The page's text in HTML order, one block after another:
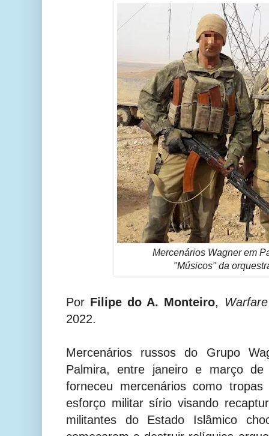
Mercenários Wagner em
"Músicos" da
Por Filipe do A. Monteiro,
2022.
Mercenários russos do Grupo
Palmira, entre janeiro e março
forneceu mercenários como
esforço militar sírio visando
militantes do Estado Islâmico